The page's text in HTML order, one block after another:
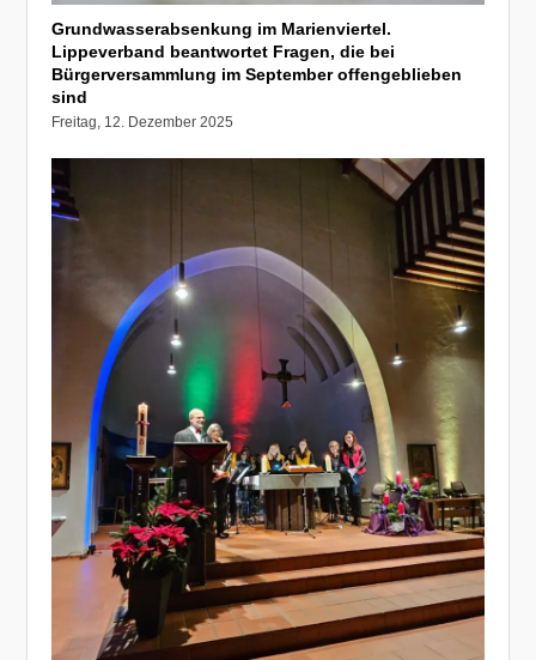
Grundwasserabsenkung im Marienviertel.
Lippeverband beantwortet Fragen, die bei
Bürgerversammlung im September offengeblieben
sind
Freitag, 12. Dezember 2025